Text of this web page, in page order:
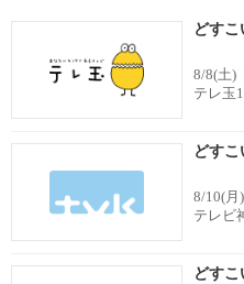
どす
8/8(土)
テレ玉1
どす
8/10(月)
テレビ
どす